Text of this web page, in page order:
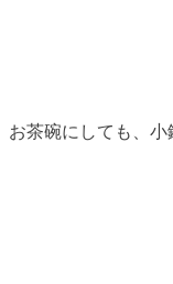
お茶碗にしても、